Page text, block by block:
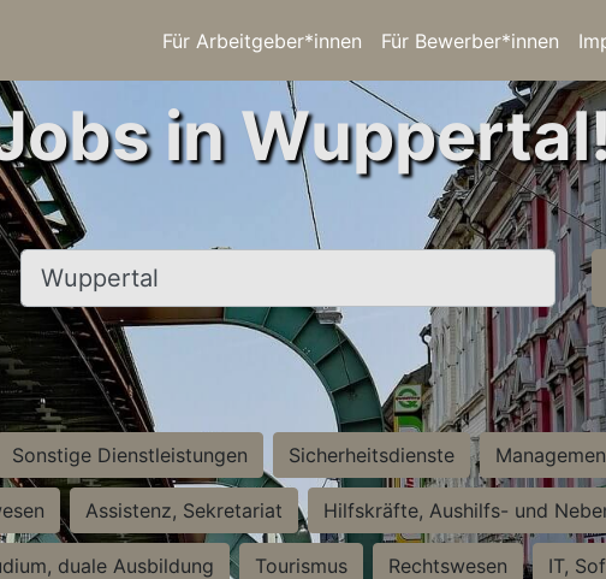
Für Arbeitgeber*innen Für Bewerber*innen
in
Ort, Stadt
Sonstige Dienstleistungen Sicherheitsdienste
Assistenz, Sekretariat Hilfskräfte, Aushilfs- und
duale Ausbildung Tourismus Rechtswesen IT,